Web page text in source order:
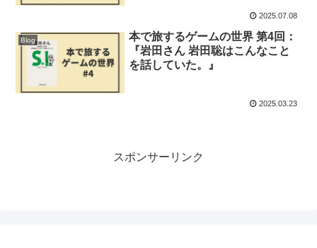
2025.07.08
Blog
本で旅するゲームの世界 第4回：
『岩田さん 岩田聡はこんなこと
を話していた。』
2025.03.23
スポンサーリンク